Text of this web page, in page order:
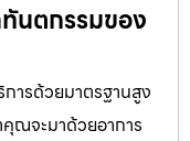
ทันตกรรมของ
ารด้วยมาตรฐานสูง
คุณจะมาด้วยอาการ